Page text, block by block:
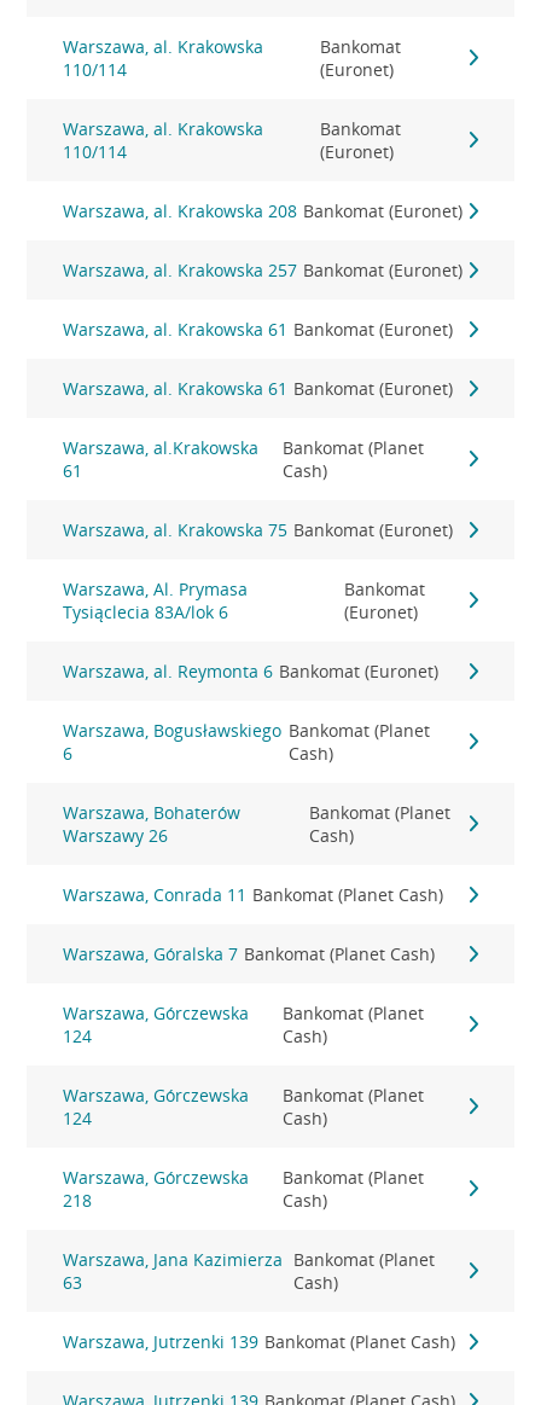
Warszawa, al. Krakowska
110/114
Bankomat
(Euronet)
Warszawa, al. Krakowska
110/114
Bankomat
(Euronet)
Warszawa, al. Krakowska 208 Bankomat (Euronet)
Warszawa, al. Krakowska 257 Bankomat (Euronet)
Warszawa, al. Krakowska 61 Bankomat (Euronet)
Warszawa, al. Krakowska 61 Bankomat (Euronet)
Warszawa, al.Krakowska
61
Bankomat (Planet
Cash)
Warszawa, al. Krakowska 75 Bankomat (Euronet)
Warszawa, Al. Prymasa
Tysiąclecia 83A/lok 6
Bankomat
(Euronet)
Warszawa, al. Reymonta 6 Bankomat (Euronet)
Warszawa, Bogusławskiego
6
Bankomat (Planet
Cash)
Warszawa, Bohaterów
Warszawy 26
Bankomat (Planet
Cash)
Warszawa, Conrada 11 Bankomat (Planet Cash)
Warszawa, Góralska 7 Bankomat (Planet Cash)
Warszawa, Górczewska
124
Bankomat (Planet
Cash)
Warszawa, Górczewska
124
Bankomat (Planet
Cash)
Warszawa, Górczewska
218
Bankomat (Planet
Cash)
Warszawa, Jana Kazimierza
63
Bankomat (Planet
Cash)
Warszawa, Jutrzenki 139 Bankomat (Planet Cash)